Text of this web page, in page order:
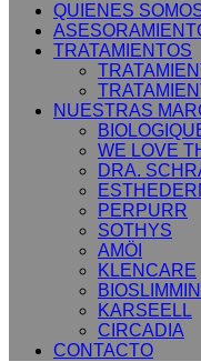
QUIENES
TRATAMIENTOS
NUESTRAS
WE LOVE
DRA.
PERPURR
SOTHYS
AMÖI
KLENCARE
KARSEELL
CIRCADIA
CONTACTO